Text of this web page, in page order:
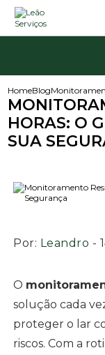
HomeBlog
HORAS: O
SUA
Por: Leandro -
O
solução cada
proteger o lar
riscos. Com a